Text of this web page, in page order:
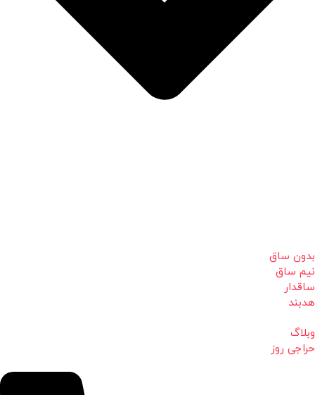
بدون ساق
نیم ساق
ساقدار
هدبند
وبلاگ
حراجی روز